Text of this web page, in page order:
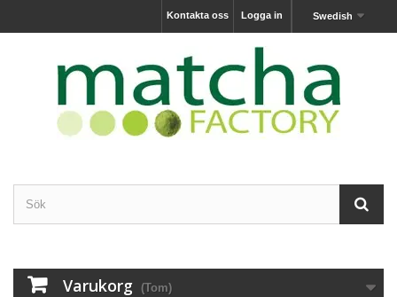
Swedish
Logga in
Kontakta oss
Varukorg (Tom)